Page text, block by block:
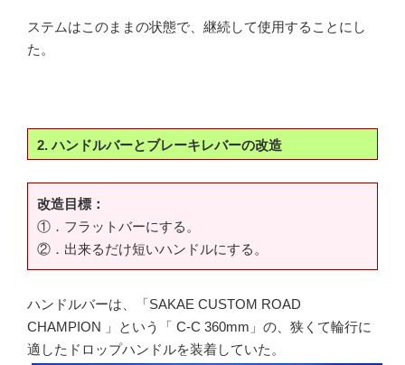
ステムはこのままの状態で、継続して使用することにし
た。
2. ハンドルバーとブレーキレバーの改造
改造目標：
①．フラットバーにする。
②．出来るだけ短いハンドルにする。
ハンドルバーは、「SAKAE CUSTOM ROAD
CHAMPION 」という「 C-C 360mm」の、狭くて輪行に
適したドロップハンドルを装着していた。